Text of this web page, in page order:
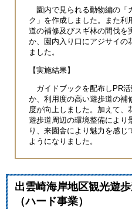
園内で見られる動物編の「
ク」を作成しました。また利
道の補修及びスギ林の間伐を
か、園内入り口にアジサイの
ました。
【実施結果】
ガイドブックを配布しPR活
か、利用度の高い遊歩道の補
度が向上しました。加えて、
遊歩道周辺の環境整備により
り、来園舎により魅力を感じ
ようになりました。
出雲崎海岸地区観光遊
（ハード事業）